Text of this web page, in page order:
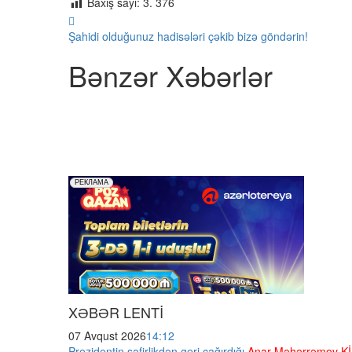
Şahidi olduğunuz hadisələri çəkib bizə göndərin!
Bənzər Xəbərlər
XƏBƏR LENTİ
07 Avqust 202614:12